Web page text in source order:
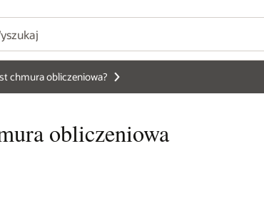
chmura obliczeniowa?
obliczeniowa